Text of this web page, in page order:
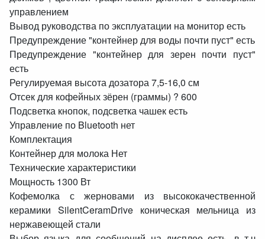
управлением
Вывод руководства по эксплуатации на монитор есть
Предупреждение "контейнер для воды почти пуст" есть
Предупреждение "контейнер для зерен почти пуст"
есть
Регулируемая высота дозатора 7,5-16,0 см
Отсек для кофейных зёрен (граммы) ? 600
Подсветка кнопок, подсветка чашек есть
Управление по Bluetooth нет
Комплектация
Контейнер для молока Нет
Технические характеристики
Мощность 1300 Вт
Кофемолка с жерновами из высококачественной
керамики SilentCeramDrive коническая мельница из
нержавеющей стали